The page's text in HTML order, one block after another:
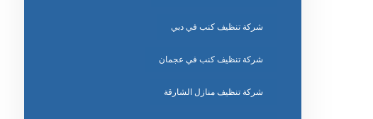
شركة تنظيف كنب في دبي
شركة تنظيف كنب في عجمان
شركة تنظيف منازل الشارقة